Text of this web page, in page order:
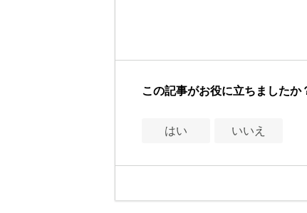
この記事がお役に立ちましたか
はい いいえ